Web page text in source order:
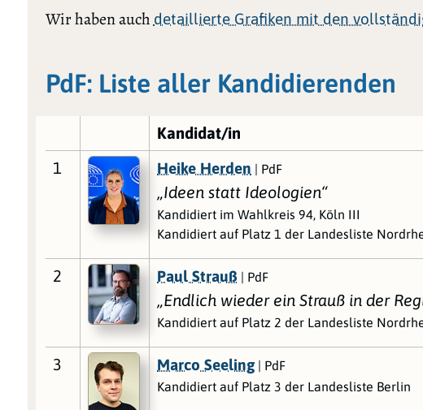
Wir haben auchdetaillierte Grafiken mit den
PdF: Liste aller Kandidierenden
Kandidat/in
1
Heike Herden | PdF
„Ideen statt Ideologien“
Kandidiert im Wahlkreis 94, Köln III
Kandidiert auf Platz 1 der Landesliste
2 Paul Strauß | PdF
„Endlich wieder ein Strauß in der
Kandidiert auf Platz 2 der Landesliste
3 Marco Seeling| PdF
Kandidiert auf Platz 3 der Landesliste Berlin